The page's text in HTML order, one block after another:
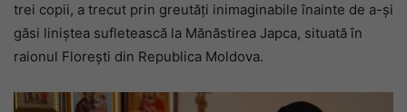
trei copii, a trecut prin greutăți inimaginabile înainte de a-și
găsi liniștea sufletească la Mănăstirea Japca, situată în
raionul Florești din Republica Moldova.